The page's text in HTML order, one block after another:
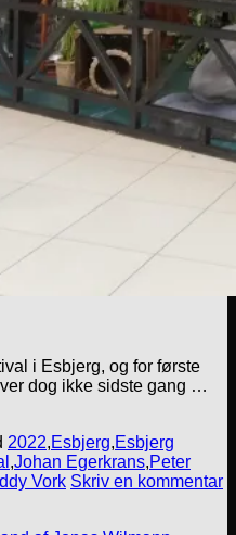
i Esbjerg, og for første
dog ikke sidste gang …
2022,Esbjerg,Esbjerg
,Johan Egerkrans,Peter
Vork Skriv en kommentar